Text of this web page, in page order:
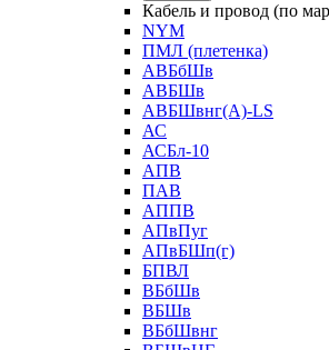
Кабель и провод (по
NYM
ПМЛ (плетенка)
АВБбШв
АВБШв
АВБШвнг(А)-LS
АС
АСБл-10
АПВ
ПАВ
АППВ
АПвПуг
АПвБШп(г)
БПВЛ
ВБбШв
ВБШв
ВБбШвнг